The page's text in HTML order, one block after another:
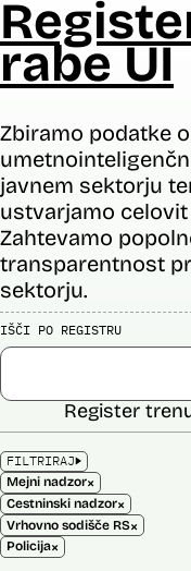
rabe UI
Zbiramo podatke
javnem sektorju
ustvarjamo
Zahtevamo
transparentnost
sektorju.
IŠČI PO REGISTRU
FILTRIRAJ
Mejni nadzor×
Cestninski nadzor×
Vrhovno sodišče RS×
Policija×
Register